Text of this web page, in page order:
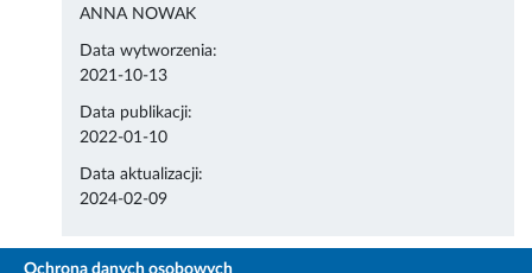
ANNA NOWAK
Data wytworzenia:
2021-10-13
Data publikacji:
2022-01-10
Data aktualizacji:
2024-02-09
Ochrona danych osobowych